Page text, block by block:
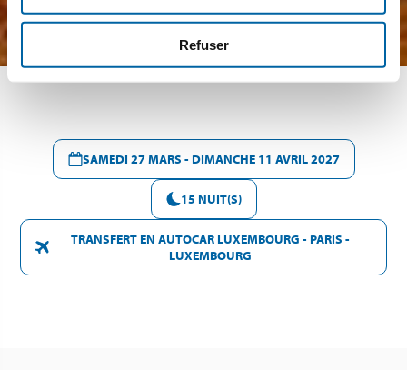
Refuser
SAMEDI 27 MARS - DIMANCHE 11 AVRIL 2027
15 NUIT(S)
TRANSFERT EN AUTOCAR LUXEMBOURG - PARIS -
LUXEMBOURG